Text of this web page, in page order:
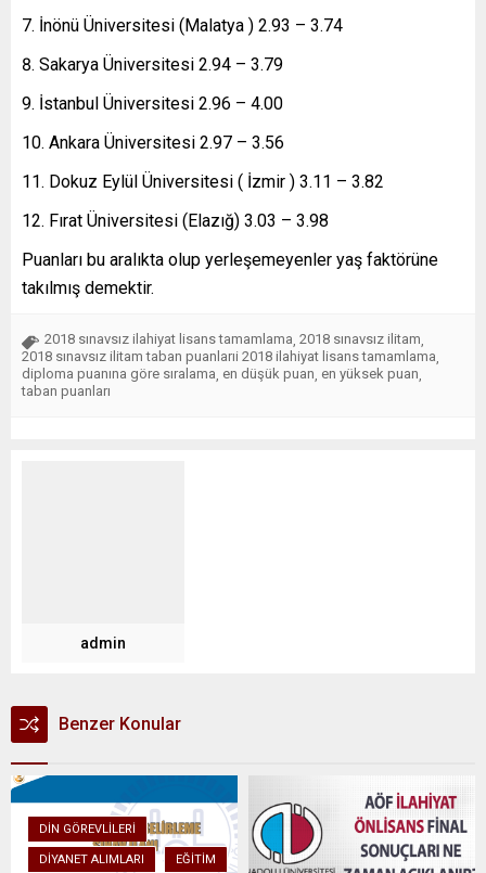
İnönü Üniversitesi (Malatya ) 2.93 – 3.74
Sakarya Üniversitesi 2.94 – 3.79
İstanbul Üniversitesi 2.96 – 4.00
Ankara Üniversitesi 2.97 – 3.56
Dokuz Eylül Üniversitesi ( İzmir ) 3.11 – 3.82
Fırat Üniversitesi (Elazığ) 3.03 – 3.98
Puanları bu aralıkta olup yerleşemeyenler yaş faktörüne
takılmış demektir.
2018 sınavsız ilahiyat lisans tamamlama 2018 sınavsız ilitam
2018 sınavsız ilitam taban puanlarıi 2018 ilahiyat lisans tamamlama
diploma puanına göre sıralama en düşük puan en yüksek puan
taban puanları
admin
Benzer Konular
DIN GÖREVLILERI
DIYANET ALIMLARI EĞITIM